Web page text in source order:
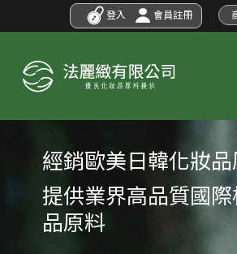
登入 會員註冊
經銷歐美日韓化妝
提供業界高品質國
品原料